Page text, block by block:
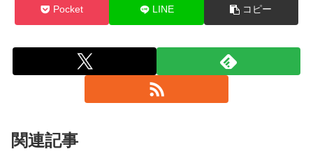
Pocket LINE コピー
関連記事